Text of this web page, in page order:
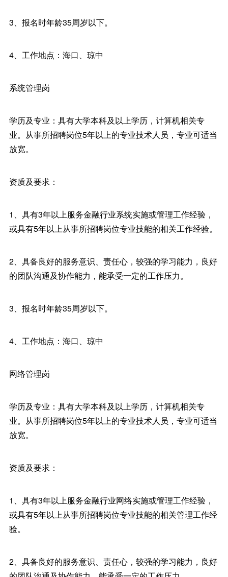
3、报名时年龄35周岁以下。
4、工作地点：海口、琼中
系统管理岗
学历及专业：具有大学本科及以上学历，计算机相关专
业。从事所招聘岗位5年以上的专业技术人员，专业可适当
放宽。
资质及要求：
1、具有3年以上服务金融行业系统实施或管理工作经验，
或具有5年以上从事所招聘岗位专业技能的相关工作经验。
2、具备良好的服务意识、责任心，较强的学习能力，良好
的团队沟通及协作能力，能承受一定的工作压力。
3、报名时年龄35周岁以下。
4、工作地点：海口、琼中
网络管理岗
学历及专业：具有大学本科及以上学历，计算机相关专
业。从事所招聘岗位5年以上的专业技术人员，专业可适当
放宽。
资质及要求：
1、具有3年以上服务金融行业网络实施或管理工作经验，
或具有5年以上从事所招聘岗位专业技能的相关管理工作经
验。
2、具备良好的服务意识、责任心，较强的学习能力，良好